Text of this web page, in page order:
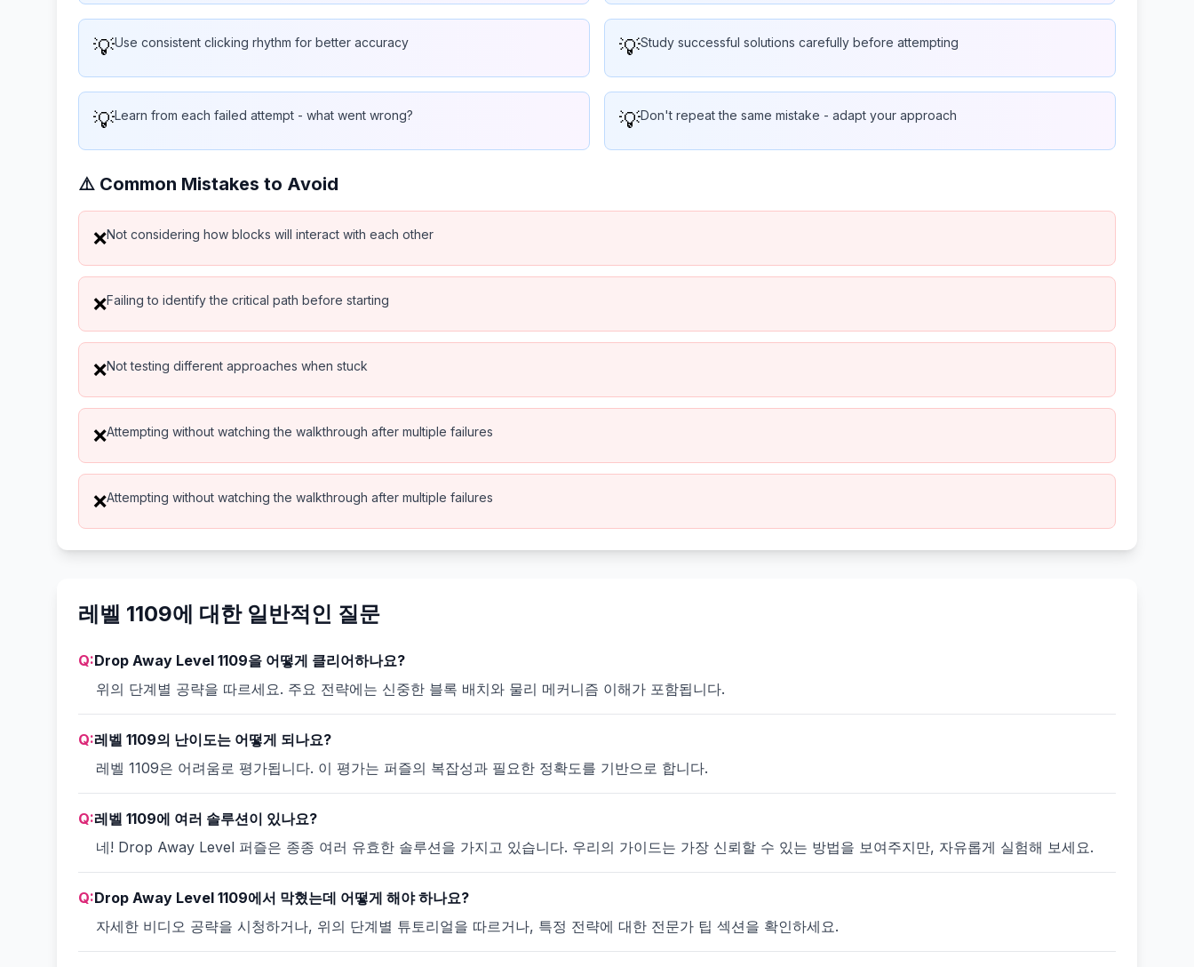
💡Use consistent clicking rhythm for better accuracy 💡Study successful solutions carefully before attempting
💡Learn from each failed attempt - what went wrong? 💡Don't repeat the same mistake - adapt your approach
⚠️ Common Mistakes to Avoid
❌Not considering how blocks will interact with each other
❌Failing to identify the critical path before starting
❌Not testing different approaches when stuck
❌Attempting without watching the walkthrough after multiple failures
❌Attempting without watching the walkthrough after multiple failures
레벨 1109에 대한 일반적인 질문
Q:Drop Away Level 1109을 어떻게 클리어하나요?
위의 단계별 공략을 따르세요. 주요 전략에는 신중한 블록 배치와 물리 메커니즘 이해가 포함됩니다.
Q:레벨 1109의 난이도는 어떻게 되나요?
레벨 1109은 어려움로 평가됩니다. 이 평가는 퍼즐의 복잡성과 필요한 정확도를 기반으로 합니다.
Q:레벨 1109에 여러 솔루션이 있나요?
네! Drop Away Level 퍼즐은 종종 여러 유효한 솔루션을 가지고 있습니다. 우리의 가이드는 가장 신뢰할 수 있는 방법을 보여주지만, 자유롭게 실험해 보세요.
Q:Drop Away Level 1109에서 막혔는데 어떻게 해야 하나요?
자세한 비디오 공략을 시청하거나, 위의 단계별 튜토리얼을 따르거나, 특정 전략에 대한 전문가 팁 섹션을 확인하세요.